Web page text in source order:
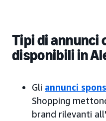
Tipi di annunci
disponibili in
Gli annunci
Shopping
brand rilevanti